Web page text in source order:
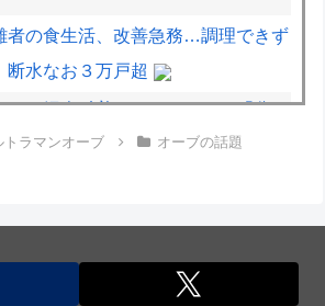
者の食生活、改善急務…調理できず
断水なお３万戸超
も…婦人科着いてきて」ワイ「分か
くじってないはずやぞ…）」
反で！
トラマンオーブ オーブの話題